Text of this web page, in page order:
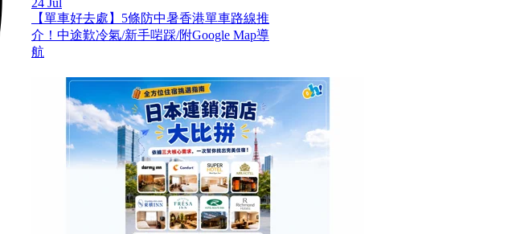
24 Jul
【單車好去處】5條防中暑香港單車路線推
介！中途歎冷氣/新手啱踩/附Google Map導
航